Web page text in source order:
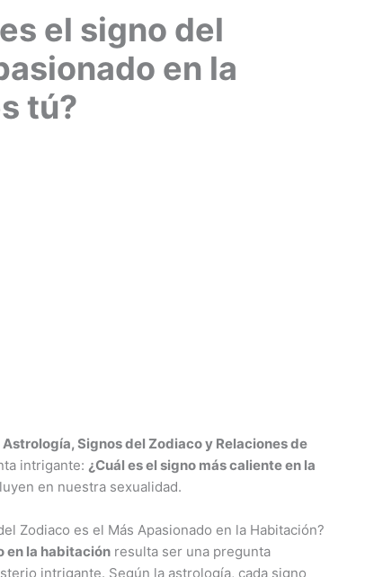
el signo del
en la
tú?
Astrología, Signos del Zodiaco y Relaciones de
intrigante: ¿Cuál es el signo más caliente en la
en nuestra sexualidad.
Zodiaco es el Más Apasionado en la Habitación?
en la habitación resulta ser una pregunta
intrigante. Según la astrología, cada signo